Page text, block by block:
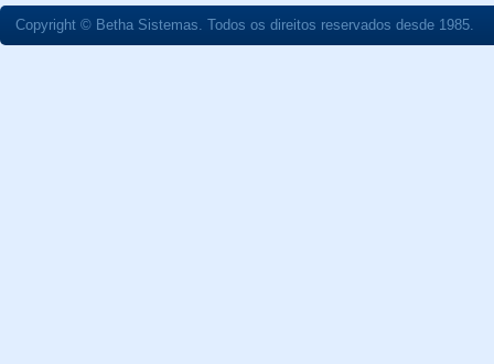
Copyright © Betha Sistemas. Todos os direitos reservados desde 1985.